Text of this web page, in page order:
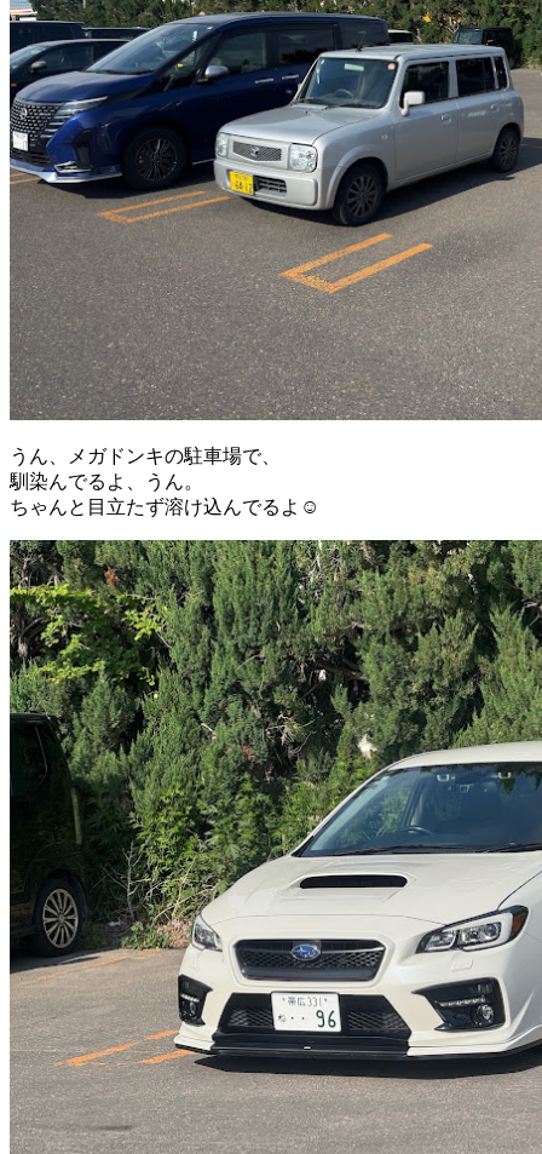
うん、メガドンキの駐車場で、
馴染んでるよ、うん。
ちゃんと目立たず溶け込んでるよ☺️